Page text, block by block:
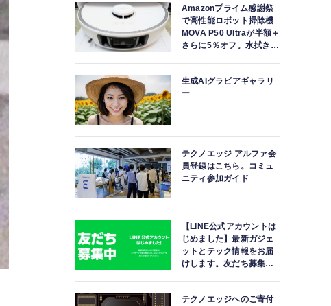
Amazonプライム感謝祭
で高性能ロボット掃除機
MOVA P50 Ultraが半額＋
さらに5％オフ。水拭きモ
生成AIグラビアギャラリ
ー
テクノエッジ アルファ会
員登録はこちら。コミュ
ニティ参加ガイド
【LINE公式アカウントは
じめました】最新ガジェ
ットとテック情報をお届
けします。友だち募集
テクノエッジへのご寄付